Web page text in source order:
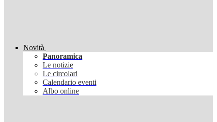
Novità
Panoramica
Le notizie
Le circolari
Calendario eventi
Albo online